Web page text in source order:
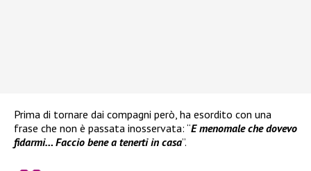
Prima di tornare dai compagni però, ha esordito con una
frase che non è passata inosservata: “E menomale che dovevo
fidarmi… Faccio bene a tenerti in casa”.